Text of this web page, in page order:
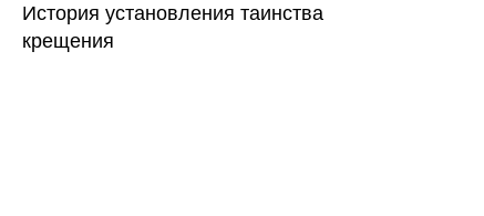
История установления таинства
крещения